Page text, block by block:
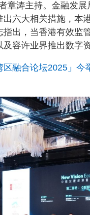
章涛主持。金融发
六大相关措施，本
出，当香港有效监
容许业界推出数字
融合论坛2025」